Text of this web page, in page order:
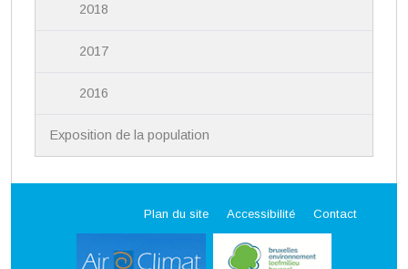
2018
2017
2016
Exposition de la population
Plan du site Accessibilité Contact